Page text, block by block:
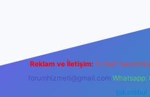
Reklam ve İletişim: E-mail:
forumhizmeti@gmail.com Whatsapp:
@karabul